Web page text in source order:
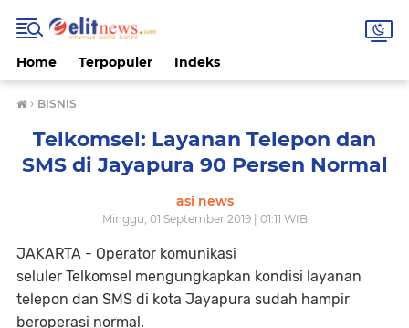
Home Terpopuler Indeks
› BISNIS
Telkomsel: Layanan Telepon dan
SMS di Jayapura 90 Persen Normal
asi news
Minggu, 01 September 2019 | 01:11 WIB
JAKARTA - Operator komunikasi
seluler Telkomsel mengungkapkan kondisi layanan
telepon dan SMS di kota Jayapura sudah hampir
beroperasi normal.